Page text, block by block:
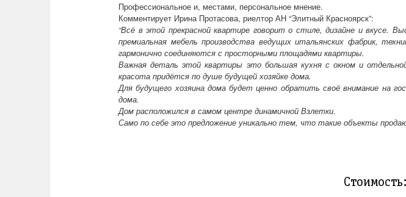
Профессиональное и, местами, персональное мнение.
Комментирует Ирина Протасова, риелтор АН “Элитный Красноярск”:
“Всё в этой прекрасной квартире говорит о стиле, дизайне и вкусе.
премиальная мебель производства ведущих итальянских фабрик,
гармонично соединяются с просторными площадями квартиры.
Важная деталь этой квартиры это большая кухня с окном и
красота придётся по душе будущей хозяйке дома.
Для будущего хозяина дома будет ценно обратить своё внимание на
дома.
Дом расположился в самом центре динамичной Взлетки.
Само по себе это предложение уникально тем, что такие объекты
Стоимость: